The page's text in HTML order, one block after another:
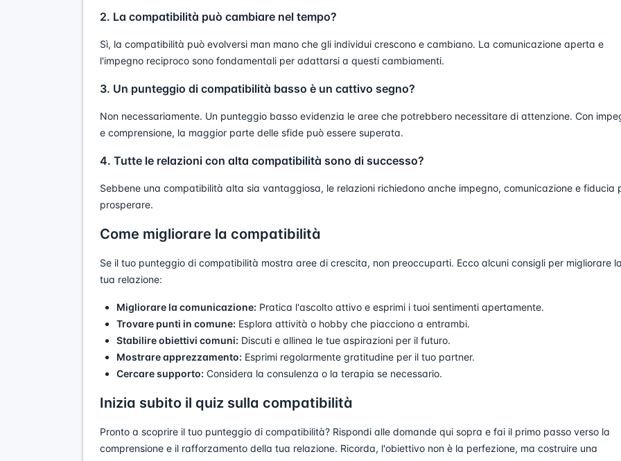
2. La compatibilità può cambiare nel tempo?
Sì, la compatibilità può evolversi man mano che gli individui crescono e cambiano. La comunicazione aperta e
l'impegno reciproco sono fondamentali per adattarsi a questi cambiamenti.
3. Un punteggio di compatibilità basso è un cattivo segno?
Non necessariamente. Un punteggio basso evidenzia le aree che potrebbero necessitare di attenzione. Con
e comprensione, la maggior parte delle sfide può essere superata.
4. Tutte le relazioni con alta compatibilità sono di successo?
Sebbene una compatibilità alta sia vantaggiosa, le relazioni richiedono anche impegno, comunicazione e fiducia
prosperare.
Come migliorare la compatibilità
Se il tuo punteggio di compatibilità mostra aree di crescita, non preoccuparti. Ecco alcuni consigli per migliorare
tua relazione:
Migliorare la comunicazione: Pratica l'ascolto attivo e esprimi i tuoi sentimenti apertamente.
Trovare punti in comune: Esplora attività o hobby che piacciono a entrambi.
Stabilire obiettivi comuni: Discuti e allinea le tue aspirazioni per il futuro.
Mostrare apprezzamento: Esprimi regolarmente gratitudine per il tuo partner.
Cercare supporto: Considera la consulenza o la terapia se necessario.
Inizia subito il quiz sulla compatibilità
Pronto a scoprire il tuo punteggio di compatibilità? Rispondi alle domande qui sopra e fai il primo passo verso la
comprensione e il rafforzamento della tua relazione. Ricorda, l'obiettivo non è la perfezione, ma costruire una